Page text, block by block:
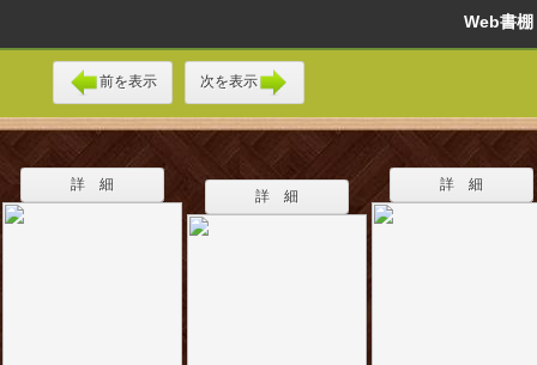
Web書
前を表示 次を表示
詳 細
詳 細
詳 細